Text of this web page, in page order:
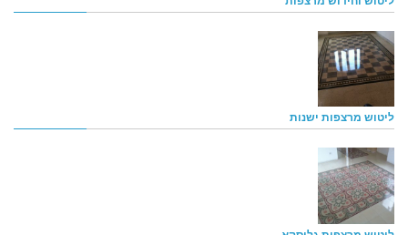
ליטוש מרצפות ישנות